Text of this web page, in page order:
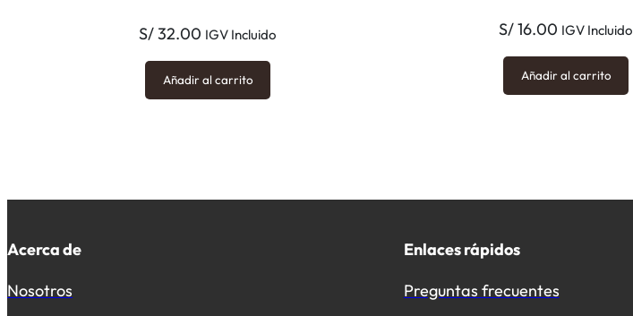
S/32.00 IGV Incluido
Añadir al carrito
S/16.00 IGV Incluido
Añadir al carrito
Acerca de
Nosotros
Enlaces rápidos
Preguntas frecuentes